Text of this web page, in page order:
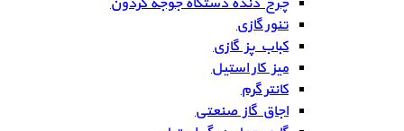
تنور گازی
کباب پز گازی
میز کار استیل
کانتر گرم
اجاق گاز صنعتی